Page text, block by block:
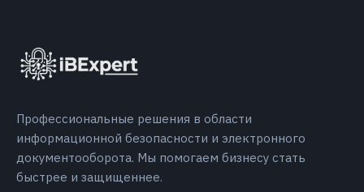
Профессиональные решения в области
информационной безопасности и электронного
документооборота. Мы помогаем бизнесу стать
быстрее и защищеннее.